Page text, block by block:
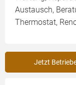
Austausch,
Thermostat,
Jetzt